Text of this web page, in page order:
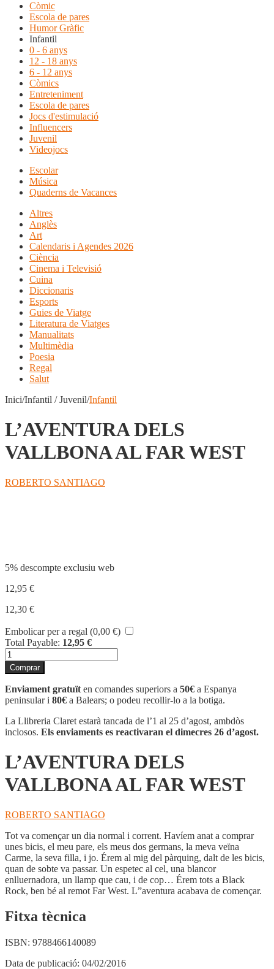
Còmic
Escola de pares
Humor Gràfic
Infantil
0 - 6 anys
12 - 18 anys
6 - 12 anys
Còmics
Entreteniment
Escola de pares
Jocs d'estimulació
Influencers
Juvenil
Videojocs
Escolar
Música
Quaderns de Vacances
Altres
Anglès
Art
Calendaris i Agendes 2026
Ciència
Cinema i Televisió
Cuina
Diccionaris
Esports
Guies de Viatge
Literatura de Viatges
Manualitats
Multimèdia
Poesia
Regal
Salut
Inici/Infantil / Juvenil/Infantil
L’AVENTURA DELS
VALLBONA AL FAR WEST
ROBERTO SANTIAGO
5% descompte exclusiu web
12,95 €
12,30 €
Embolicar per a regal (0,00 €)
Total Payable: 12,95 €
quantitat
de
L'AVENTURA
DELS
VALLBONA
AL
FAR
WEST
Comprar
Enviament gratuït en comandes superiors a 50€ a Espanya
peninsular i 80€ a Balears; o podeu recollir-lo a la botiga.
La Llibreria Claret estarà tancada de l’1 al 25 d’agost, ambdòs
inclosos. Els enviaments es reactivaran el dimecres 26 d’agost.
L’AVENTURA DELS
VALLBONA AL FAR WEST
ROBERTO SANTIAGO
Tot va començar un dia normal i corrent. Havíem anat a comprar
unes bicis, el meu pare, els meus dos germans, la meva veïna
Carme, la seva filla, i jo. Érem al mig del pàrquing, dalt de les bicis,
quan de sobte va passar. Un espetec al cel, una blancor
enlluernadora, un llamp que cau, i de cop… Érem tots a Black
Rock, ben bé al remot Far West. L”aventura acabava de començar.
Fitxa tècnica
ISBN: 9788466140089
Data de publicació: 04/02/2016